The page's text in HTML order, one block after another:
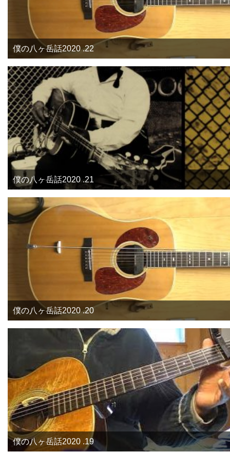
僕の八ヶ岳話2020 .22
僕の八ヶ岳話2020 .21
僕の八ヶ岳話2020 .20
僕の八ヶ岳話2020 .19